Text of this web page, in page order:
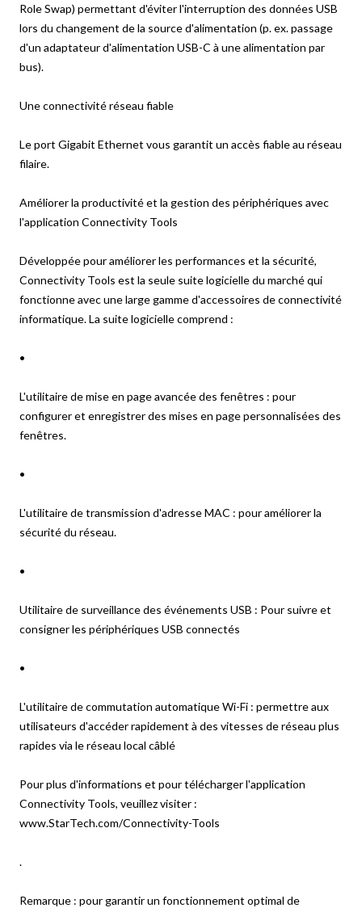
Role Swap) permettant d'éviter l'interruption des données USB
lors du changement de la source d'alimentation (p. ex. passage
d'un adaptateur d'alimentation USB-C à une alimentation par
bus).
Une connectivité réseau fiable
Le port Gigabit Ethernet vous garantit un accès fiable au réseau
filaire.
Améliorer la productivité et la gestion des périphériques avec
l'application Connectivity Tools
Développée pour améliorer les performances et la sécurité,
Connectivity Tools est la seule suite logicielle du marché qui
fonctionne avec une large gamme d'accessoires de connectivité
informatique. La suite logicielle comprend :
•
L'utilitaire de mise en page avancée des fenêtres : pour
configurer et enregistrer des mises en page personnalisées des
fenêtres.
•
L'utilitaire de transmission d'adresse MAC : pour améliorer la
sécurité du réseau.
•
Utilitaire de surveillance des événements USB : Pour suivre et
consigner les périphériques USB connectés
•
L'utilitaire de commutation automatique Wi-Fi : permettre aux
utilisateurs d'accéder rapidement à des vitesses de réseau plus
rapides via le réseau local câblé
Pour plus d'informations et pour télécharger l'application
Connectivity Tools, veuillez visiter :
www.StarTech.com/Connectivity-Tools
.
Remarque : pour garantir un fonctionnement optimal de